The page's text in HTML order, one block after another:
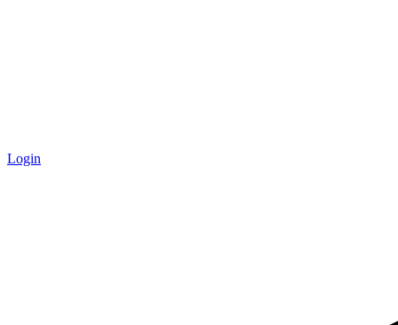
Login